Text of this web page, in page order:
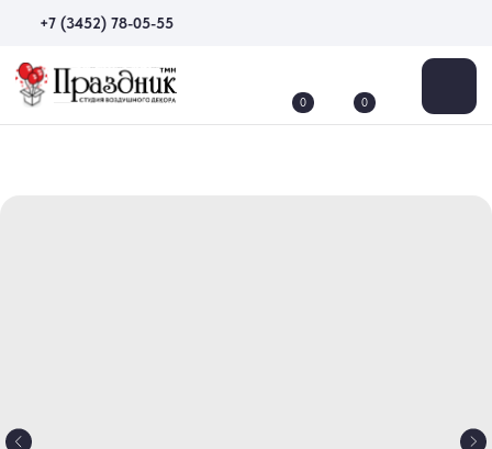
+7 (3452) 78-05-55